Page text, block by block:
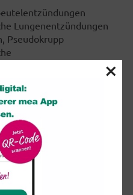
Lungenentzündungen
Pseudokrupp
aus dem Weg zu gehen,
Wer sich impfen lassen
oder Oktober, also
durchführen lassen.
vor. Jedes Jahr
×